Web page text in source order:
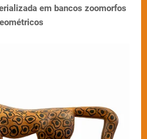
em bancos zoomorfos